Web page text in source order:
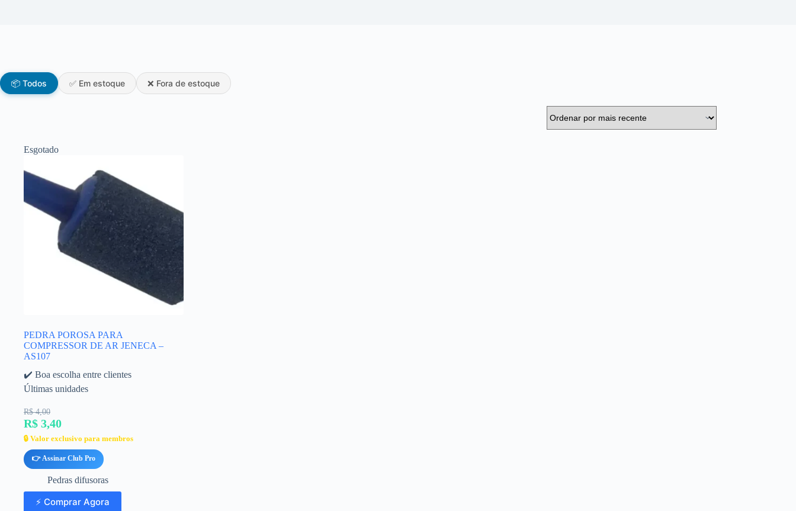
📦 Todos ✅ Em estoque ❌ Fora de estoque
Esgotado
PEDRA POROSA PARA
COMPRESSOR DE AR JENECA –
AS107
✔️ Boa escolha entre clientes
Últimas unidades
R$ 4,00
R$ 3,40
🔒 Valor exclusivo para membros
👉 Assinar Club Pro
Pedras difusoras
⚡ Comprar Agora